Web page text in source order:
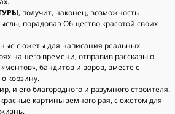
, получит, наконец, возможность
порадовав Общество красотой своих
сюжеты для написания реальных
нашего времени, отправив рассказы о
бандитов и воров, вместе с
корзину.
и его благородного и разумного строителя.
картины земного рая, сюжетом для